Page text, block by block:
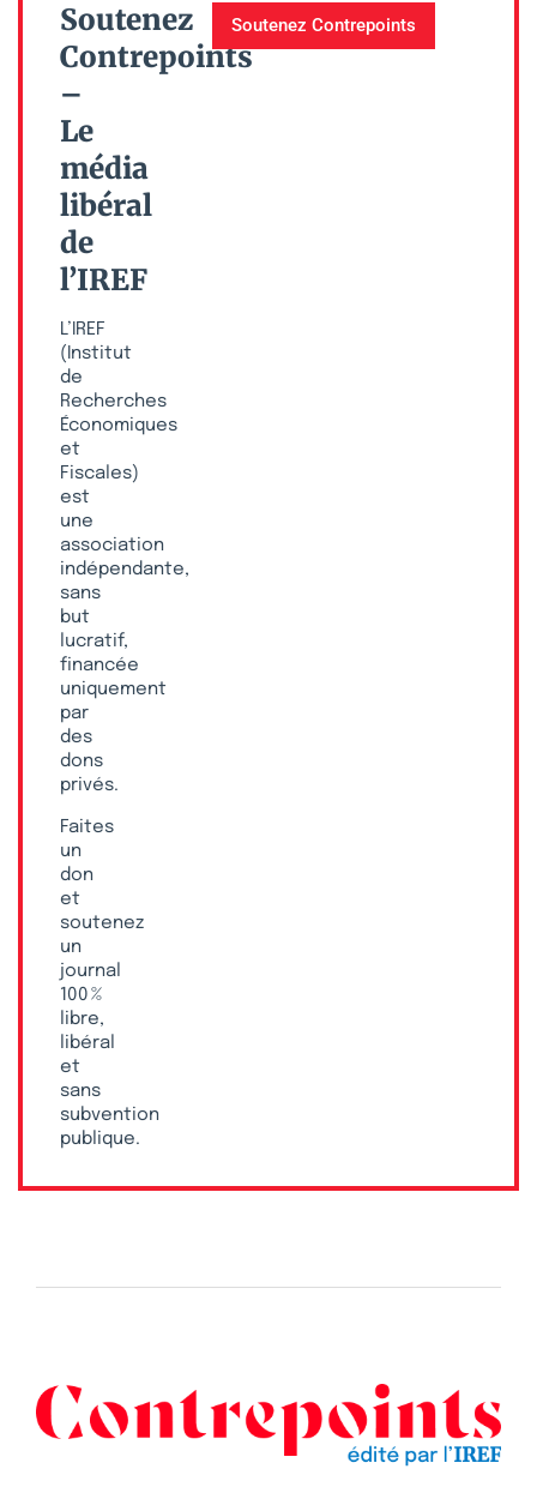
Soutenez
Contrepoints
–
Le
média
libéral
de
l’IREF
L’IREF
(Institut
de
Recherches
Économiques
et
Fiscales)
est
une
association
indépendante,
sans
but
lucratif,
financée
uniquement
par
des
dons
privés.
Faites
un
don
et
soutenez
un
journal
100 %
libre,
libéral
et
sans
subvention
publique.
Soutenez Contrepoints